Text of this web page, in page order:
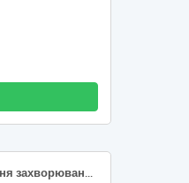
Лікарські засоби для лікування захворювань крові, органів кровотворення та захворювань серцево-судинної системи Верапаміл (ВЕРАПАМІЛ розчин для ін'єкцій, 2,5 мг/мл по 2 мл в ампулі, №10 у пачці (Verapamil)